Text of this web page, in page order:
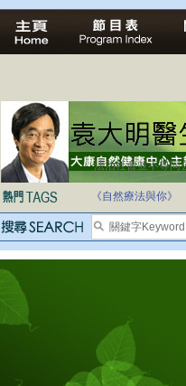
法治社會並不等同
《自然療法與你》